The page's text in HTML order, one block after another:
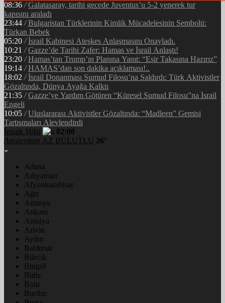
08:36 / Galatasaray, tarihi gecede Juventus’u 5-2 yenerek tur
kapısını araladı
23:44 / Bulgaristan Türklerinin Kimlik Mücadelesinin Sembolü:
Türkan Bebek
05:20 / İsrail Kabinesi Ateşkes Anlaşmasını Onayladı.
10:21 / Gazze’de Tarihi Zafer: Hamas ve İsrail Anlaştı!
23:20 / Hamas’tan Trump’ın Planına Yanıt: “Esir Takasına Hazırız”
19:14 / HAMAS’dan son dakika açıklaması!..
18:02 / İsrail Donanması Sumud Filosu’na Saldırdı: Türk Aktivistler
Gözaltında, Dünya Ayağa Kalktı
21:35 / Gazze’ye Yardım Götüren “Küresel Sumud Filosu”na İsrail
Engeli
10:05 / Uluslararası Aktivistler Gözaltında: “Madleen” Gemisi
Tartışmaları Alevlendirdi
İmsak Vakti
02:00
Amsterdam AZ BULUTLU 26°
Adana
Adıyaman
Afyonkarahisar
Ağrı
Amasya
Ankara
Antalya
Artvin
Aydın
Balıkesir
Bilecik
Bingöl
Bitlis
Bolu
Burdur